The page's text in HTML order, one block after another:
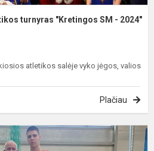
turnyras "Kretingos SM - 2024"
atletikos salėje vyko jėgos, valios
Plačiau